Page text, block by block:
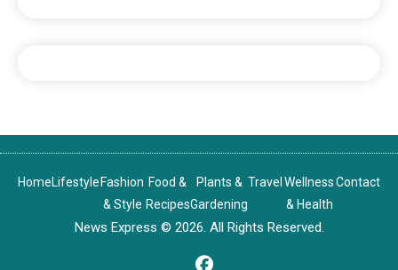
HomeLifestyle Fashion
& Style
Food &
Recipes
Plants &
Gardening
Travel Wellness
& Health
Contact
News Express © 2026. All Rights Reserved.